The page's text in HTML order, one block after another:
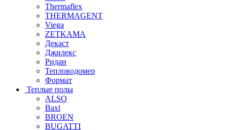
Thermaflex
THERMAGENT
Viega
ZETKAMA
Декаст
Джилекс
Ридан
Тепловодомер
Формат
Теплые полы
ALSO
Baxi
BROEN
BUGATTI